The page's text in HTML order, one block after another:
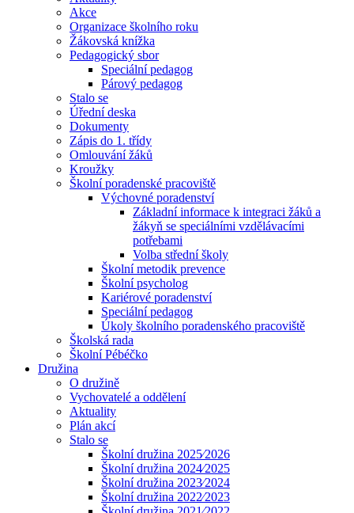
Akce
Organizace školního roku
Žákovská knížka
Pedagogický sbor
Speciální pedagog
Párový pedagog
Stalo se
Úřední deska
Dokumenty
Zápis do 1. třídy
Omlouvání žáků
Kroužky
Školní poradenské pracoviště
Výchovné poradenství
Základní informace k integraci žáků a
žákyň se speciálními vzdělávacími
potřebami
Volba střední školy
Školní metodik prevence
Školní psycholog
Kariérové poradenství
Speciální pedagog
Úkoly školního poradenského pracoviště
Školská rada
Školní Pébéčko
Družina
O družině
Vychovatelé a oddělení
Aktuality
Plán akcí
Stalo se
Školní družina 2025⁄2026
Školní družina 2024⁄2025
Školní družina 2023⁄2024
Školní družina 2022⁄2023